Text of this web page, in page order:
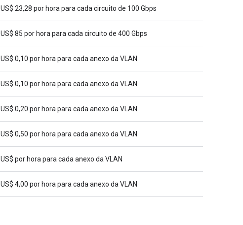
US$ 23,28 por hora para cada circuito de 100 Gbps
US$ 85 por hora para cada circuito de 400 Gbps
US$ 0,10 por hora para cada anexo da VLAN
US$ 0,10 por hora para cada anexo da VLAN
US$ 0,20 por hora para cada anexo da VLAN
US$ 0,50 por hora para cada anexo da VLAN
US$ por hora para cada anexo da VLAN
US$ 4,00 por hora para cada anexo da VLAN